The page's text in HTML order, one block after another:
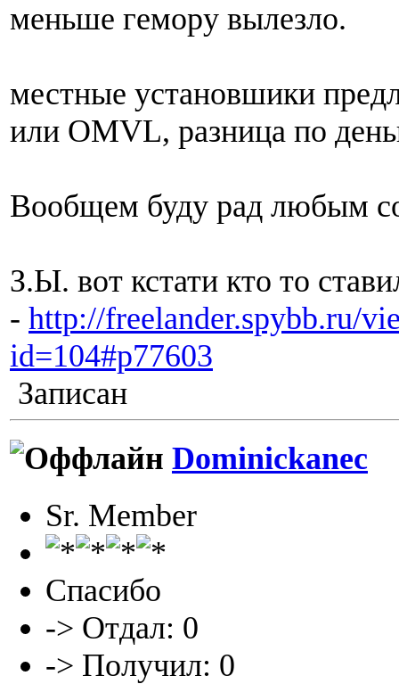
меньше гемору вылезло.
местные установшики
или OMVL, разница по
Вообщем буду рад любым
З.Ы. вот кстати кто то
- http://freelander.spybb.ru/
id=104#p77603
Записан
Dominickanec
Sr. Member
Спасибо
-> Отдал: 0
-> Получил: 0